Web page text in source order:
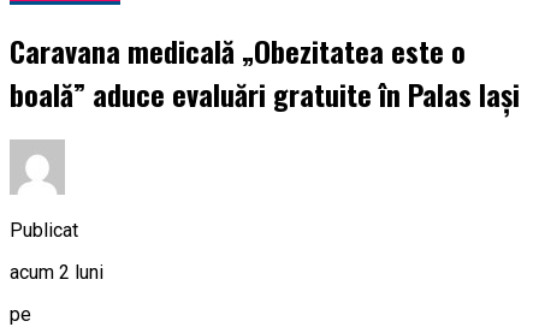
Caravana medicală „Obezitatea este o
boală” aduce evaluări gratuite în Palas Iași
Publicat
acum 2 luni
pe